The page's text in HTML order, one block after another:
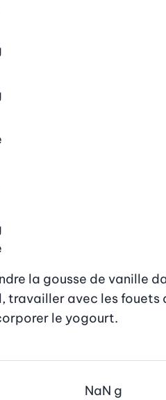
la gousse de
travailler avec les
le yogourt.
NaN g